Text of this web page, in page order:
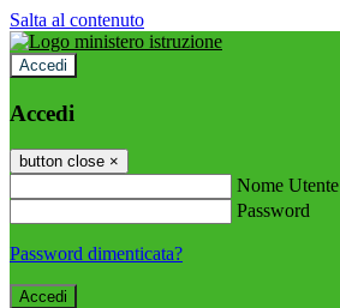
Salta al contenuto
Accedi
Accedi
button close ×
Nome Utente
Password
Password dimenticata?